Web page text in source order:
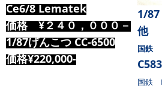
Ce6/8 Lematek
価格 ¥２４０，０００－
1/87げんこつ CC-6500
価格¥220,000-
1/87
他
国鉄
国鉄